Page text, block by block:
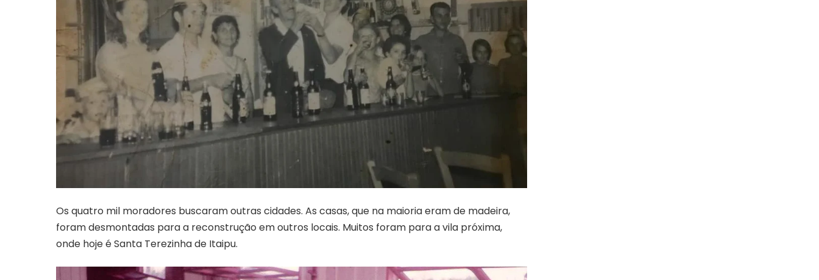
Os quatro mil moradores buscaram outras cidades. As casas, que na maioria eram de madeira,
foram desmontadas para a reconstrução em outros locais. Muitos foram para a vila próxima,
onde hoje é Santa Terezinha de Itaipu.